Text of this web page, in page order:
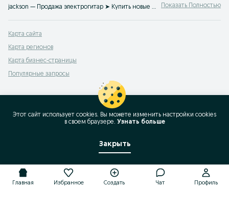
jackson — Продажа электрогитар ➤ Купить новые или б/у электрогитары по лучшим ценам ☝ Отличный выбор инструментов для музыкантов на OLX.kz Показать Полностью
Карта сайта
Карта регионов
Карта бизнес-страницы
Популярные запросы
Главная Избранное Создать Чат Профиль
Этот сайт использует cookies. Вы можете изменить настройки cookies
в своeм браузере. Узнать больше
Закрыть